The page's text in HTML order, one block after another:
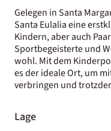
Gelegen in Santa
Santa Eulalia eine
Kindern, aber auch
Sportbegeisterte und
wohl. Mit dem
es der ideale Ort, um
verbringen und
Lage